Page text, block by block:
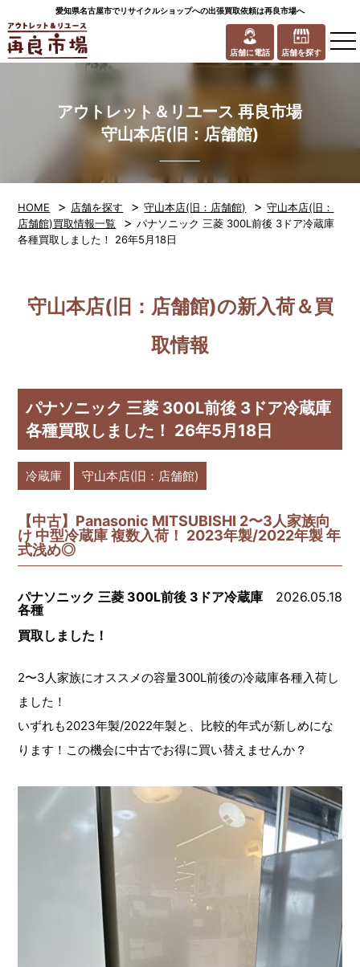
愛知県名古屋市でリサイクルショップへの出張買取依頼は再良市場へ
店舗に電話 店舗を探す
アウトレット＆リユース 再良市場
守山本店(旧：店舗館)
HOME > 店舗を探す >守山本店(旧：店舗館) >守山本店(旧：
店舗館)買取情報一覧
>パナソニック 三菱 300L前後 3ドア冷蔵庫
各種買取しました！ 26年5月18日
守山本店(旧：店舗館)の新入荷＆買
取情報
パナソニック 三菱 300L前後 3ドア冷蔵庫
各種買取しました！ 26年5月18日
冷蔵庫 守山本店(旧：店舗館)
【中古】Panasonic MITSUBISHI 2〜3人家族向
け 中型冷蔵庫 複数入荷！ 2023年製/2022年製 年
式浅め◎
2026.05.18
パナソニック 三菱 300L前後 3ドア冷蔵庫
各種
買取しました！
2〜3人家族にオススメの容量300L前後の冷蔵庫各種入荷し
ました！
いずれも2023年製/2022年製と、比較的年式が新しめにな
ります！この機会に中古でお得に買い替えませんか？